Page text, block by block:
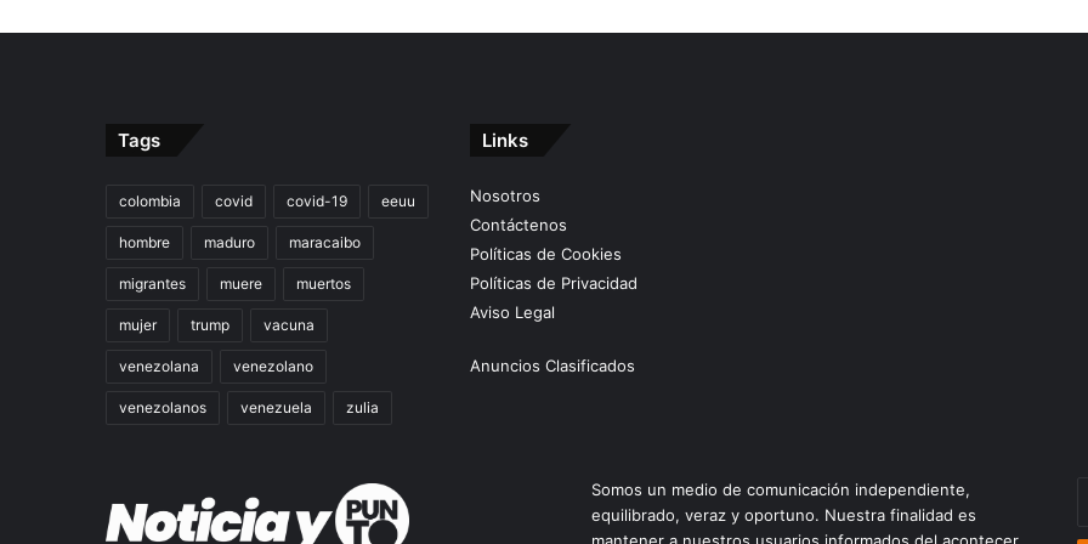
Tags
colombia covid covid-19 eeuu
hombre maduro maracaibo
migrantes muere muertos
mujer trump vacuna
venezolana venezolano
venezolanos venezuela zulia
Links
Nosotros
Contáctenos
Políticas de Cookies
Políticas de Privacidad
Aviso Legal
Anuncios Clasificados
Somos un medio de comunicación independiente,
equilibrado, veraz y oportuno. Nuestra finalidad es